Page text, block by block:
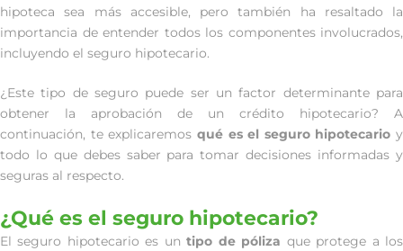
hipoteca sea más accesible, pero también ha resaltado la
importancia de entender todos los componentes involucrados,
incluyendo el seguro hipotecario.
¿Este tipo de seguro puede ser un factor determinante para
obtener la aprobación de un crédito hipotecario? A
continuación, te explicaremos qué es el seguro hipotecario y
todo lo que debes saber para tomar decisiones informadas y
seguras al respecto.
¿Qué es el seguro hipotecario?
El seguro hipotecario es untipo de póliza que protege a los